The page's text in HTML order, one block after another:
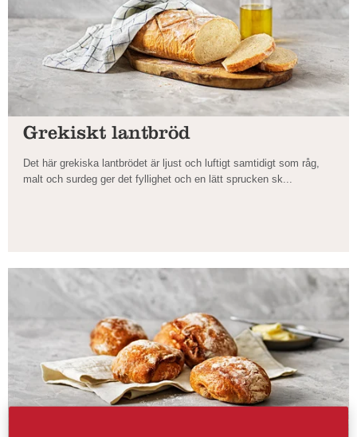
Grekiskt lantbröd
Det här grekiska lantbrödet är ljust och luftigt samtidigt som råg,
malt och surdeg ger det fyllighet och en lätt sprucken sk...